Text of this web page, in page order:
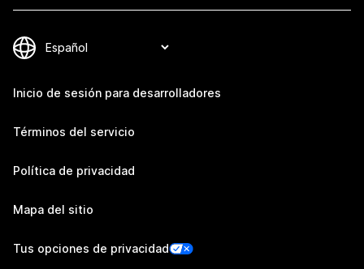
Inicio de sesión para desarrolladores
Términos del servicio
Política de privacidad
Mapa del sitio
Tus opciones de privacidad